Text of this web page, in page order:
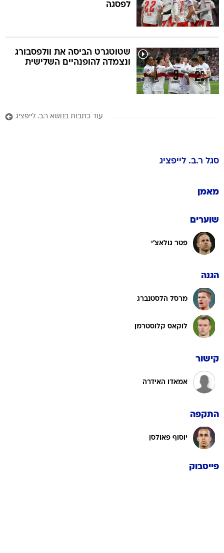
לפסגה
שטוטגרט הביסה את וולפסבורג
ונצמדה להופנהיים השלישית
עוד כתבות בנושא ר.ב. לייפציג
סגל ר.ב. לייפציג
מאמן
שוערים
פטר גולאצ'י
הגנה
מרסל הלסטנברג
לוקאס קלוסטרמן
קישור
אמאדו האידרה
התקפה
יוסוף פאולסן
פייסבוק